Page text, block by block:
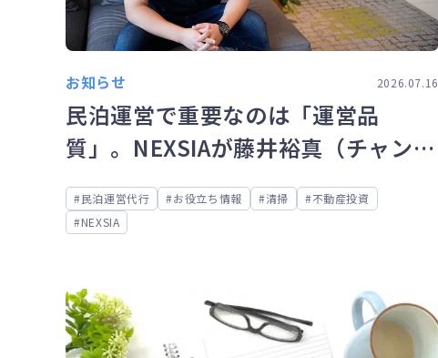
お知らせ 2026.07.16
民泊運営で重要なのは「運営品
質」。NEXSIAが藤井裕真（チャン）
氏を迎えた理由
民泊運営代行 お役立ち情報 清掃
不動産投資
NEXSIA